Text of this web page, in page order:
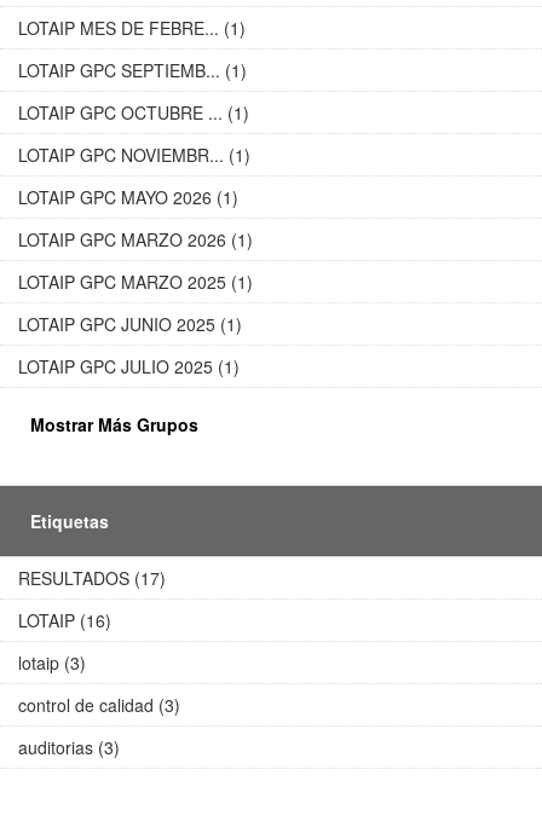
LOTAIP MES DE FEBRE... (1)
LOTAIP GPC SEPTIEMB... (1)
LOTAIP GPC OCTUBRE ... (1)
LOTAIP GPC NOVIEMBR... (1)
LOTAIP GPC MAYO 2026 (1)
LOTAIP GPC MARZO 2026 (1)
LOTAIP GPC MARZO 2025 (1)
LOTAIP GPC JUNIO 2025 (1)
LOTAIP GPC JULIO 2025 (1)
Mostrar Más Grupos
Etiquetas
RESULTADOS (17)
LOTAIP (16)
lotaip (3)
control de calidad (3)
auditorias (3)